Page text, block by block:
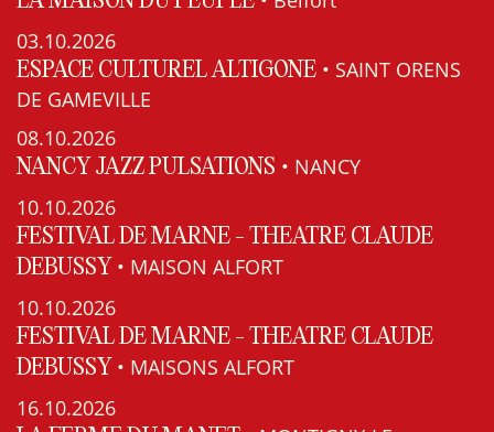
03.10.2026
ESPACE CULTUREL ALTIGONE • SAINT ORENS
DE GAMEVILLE
08.10.2026
NANCY JAZZ PULSATIONS • NANCY
10.10.2026
FESTIVAL DE MARNE - THEATRE CLAUDE
DEBUSSY • MAISON ALFORT
10.10.2026
FESTIVAL DE MARNE - THEATRE CLAUDE
DEBUSSY • MAISONS ALFORT
16.10.2026